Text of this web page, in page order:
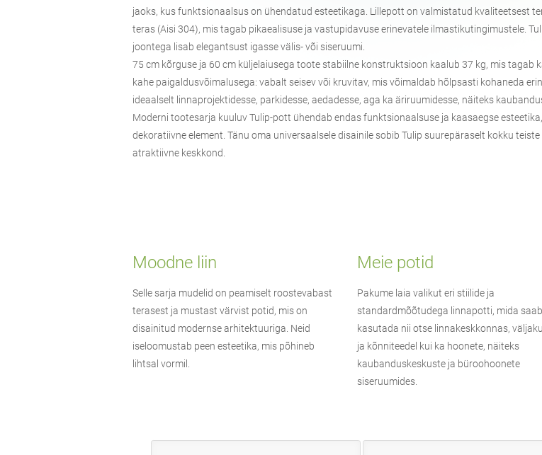
jaoks, kus funktsionaalsus on ühendatud esteetikaga. Lillepott on valmistatud kvaliteetsest
teras (Aisi 304), mis tagab pikaealisuse ja vastupidavuse erinevatele ilmastikutingimustele.
joontega lisab elegantsust igasse välis- või siseruumi.
75 cm kõrguse ja 60 cm küljelaiusega toote stabiilne konstruktsioon kaalub 37 kg, mis tagab
kahe paigaldusvõimalusega: vabalt seisev või kruvitav, mis võimaldab hõlpsasti kohaneda
ideaalselt linnaprojektidesse, parkidesse, aedadesse, aga ka äriruumidesse, näiteks
Moderni tootesarja kuuluv Tulip-pott ühendab endas funktsionaalsuse ja kaasaegse
dekoratiivne element. Tänu oma universaalsele disainile sobib Tulip suurepäraselt kokku
atraktiivne keskkond.
Moodne liin
Selle sarja mudelid on peamiselt roostevabast
terasest ja mustast värvist potid, mis on
disainitud modernse arhitektuuriga. Neid
iseloomustab peen esteetika, mis põhineb
lihtsal vormil.
Meie potid
Pakume laia valikut eri stiilide ja
standardmõõtudega linnapotti, mida saab
kasutada nii otse linnakeskkonnas,
ja kõnniteedel kui ka hoonete, näiteks
kaubanduskeskuste ja büroohoonete
siseruumides.